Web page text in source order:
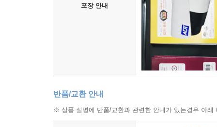
포장 안내
반품/교환 안내
※ 상품 설명에 반품/교환과 관련한 안내가 있는경우 아